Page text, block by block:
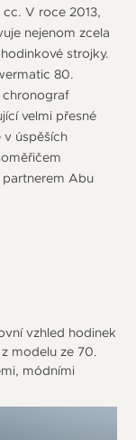
V roce 2013,
nejenom zcela
strojky.
80.
chronograf
velmi přesné
v úspěších
Abu
vzhled hodinek
modelu ze 70.
módními